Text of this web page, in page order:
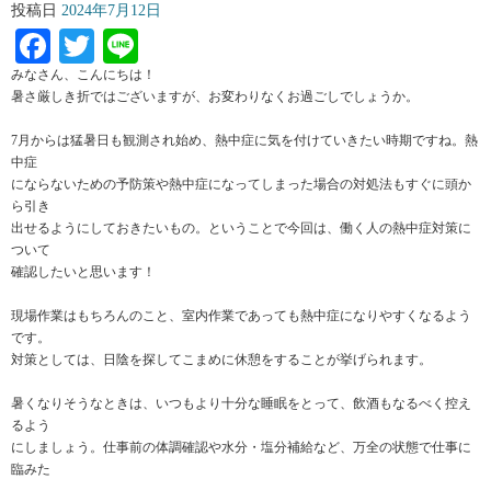
投稿日 2024年7月12日
Facebook
Twitter
みなさん、こんにちは！
暑さ厳しき折ではございますが、お変わりなくお過ごしでしょうか。
7月からは猛暑日も観測され始め、熱中症に気を付けていきたい時期ですね。熱
中症
にならないための予防策や熱中症になってしまった場合の対処法もすぐに頭か
ら引き
出せるようにしておきたいもの。ということで今回は、働く人の熱中症対策に
ついて
確認したいと思います！
現場作業はもちろんのこと、室内作業であっても熱中症になりやすくなるよう
です。
対策としては、日陰を探してこまめに休憩をすることが挙げられます。
暑くなりそうなときは、いつもより十分な睡眠をとって、飲酒もなるべく控え
るよう
にしましょう。仕事前の体調確認や水分・塩分補給など、万全の状態で仕事に
臨みた